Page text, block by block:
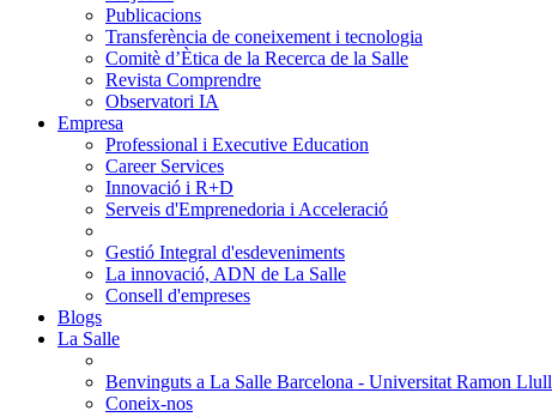
Publicacions
Transferència de coneixement i tecnologia
Comitè d’Ètica de la Recerca de la Salle
Revista Comprendre
Observatori IA
Empresa
Professional i Executive Education
Career Services
Innovació i R+D
Serveis d'Emprenedoria i Acceleració
Gestió Integral d'esdeveniments
La innovació, ADN de La Salle
Consell d'empreses
Blogs
La Salle
Benvinguts a La Salle Barcelona - Universitat Ramon Llull
Coneix-nos